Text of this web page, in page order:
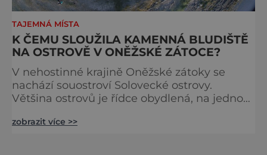
TAJEMNÁ MÍSTA
K ČEMU SLOUŽILA KAMENNÁ BLUDIŠTĚ
NA OSTROVĚ V ONĚŽSKÉ ZÁTOCE?
V nehostinné krajině Oněžské zátoky se
nachází souostroví Solovecké ostrovy.
Většina ostrovů je řídce obydlená, na jednom
malý skalnatý a záhadný ostrov Bolshoi
zobrazit více >>